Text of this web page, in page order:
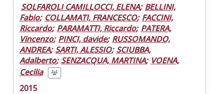
SOLFAROLI CAMILLOCCI, ELENA; BELLINI,
Fabio; COLLAMATI, FRANCESCO; FACCINI,
Riccardo; PARAMATTI, Riccardo; PATERA,
Vincenzo; PINCI, davide; RUSSOMANDO,
ANDREA; SARTI, ALESSIO; SCIUBBA,
Adalberto; SENZACQUA, MARTINA; VOENA,
Cecilia
2015